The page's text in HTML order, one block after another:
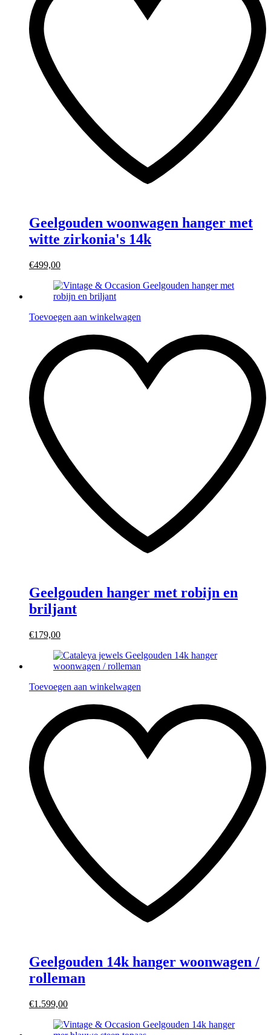
Geelgouden woonwagen hanger met
witte zirkonia's 14k
€499,00
Toevoegen aan winkelwagen
Geelgouden hanger met robijn en
briljant
€179,00
Toevoegen aan winkelwagen
Geelgouden 14k hanger woonwagen /
rolleman
€1.599,00